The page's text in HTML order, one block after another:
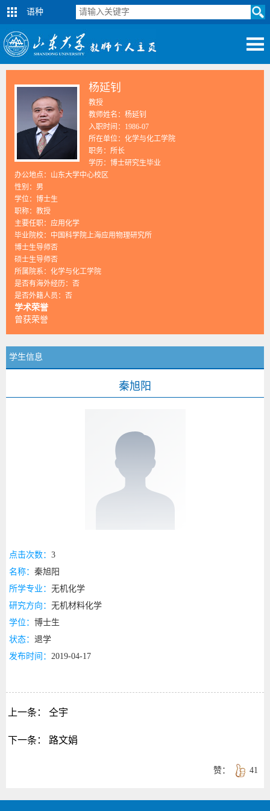
语种
杨延钊
教授
教师姓名：杨延钊
入职时间：1986-07
所在单位：化学与化工学院
职务：所长
学历：博士研究生毕业
办公地点：山东大学中心校区
性别：男
学位：博士生
职称：教授
主要任职：应用化学
毕业院校：中国科学院上海应用物理研究所
博士生导师否
硕士生导师否
所属院系：化学与化工学院
是否有海外经历：否
是否外籍人员：否
学术荣誉
曾获荣誉
学生信息
秦旭阳
点击次数： 3
名称： 秦旭阳
所学专业： 无机化学
研究方向： 无机材料化学
学位： 博士生
状态： 退学
发布时间： 2019-04-17
上一条： 仝宇
下一条： 路文娟
41
赞：